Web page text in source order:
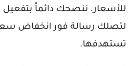
للأسعار. ننصحك دائماً بتفعيل
لتصلك رسالة فور انخفاض سعر
تستهدفها.